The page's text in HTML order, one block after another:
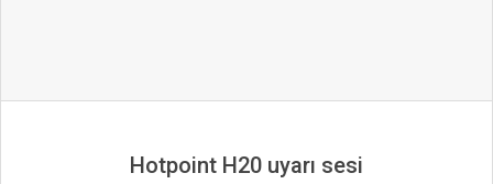
Hotpoint H20 uyarı sesi